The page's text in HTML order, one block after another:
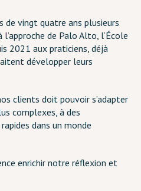
de vingt quatre ans plusieurs
de Palo Alto, l’École
2021 aux praticiens, déjà
développer leurs
clients doit pouvoir s’adapter
complexes, à des
dans un monde
enrichir notre réflexion et